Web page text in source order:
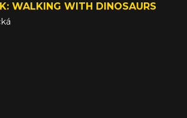
WALKING WITH DINOSAURS